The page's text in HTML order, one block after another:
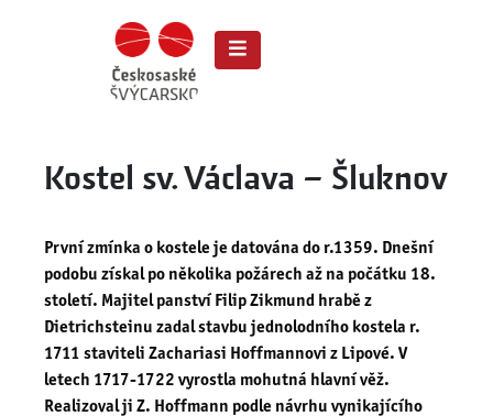
Kostel sv. Václava – Šluknov
První zmínka o kostele je datována do r.1359. Dnešní
podobu získal po několika požárech až na počátku 18.
století. Majitel panství Filip Zikmund hrabě z
Dietrichsteinu zadal stavbu jednolodního kostela r.
1711 staviteli Zachariasi Hoffmannovi z Lipové. V
letech 1717-1722 vyrostla mohutná hlavní věž.
Realizoval ji Z. Hoffmann podle návrhu vynikajícího